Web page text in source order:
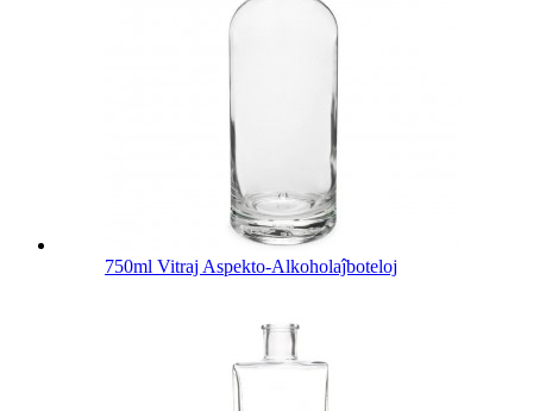
750ml Vitraj Aspekto-Alkoholaĵboteloj